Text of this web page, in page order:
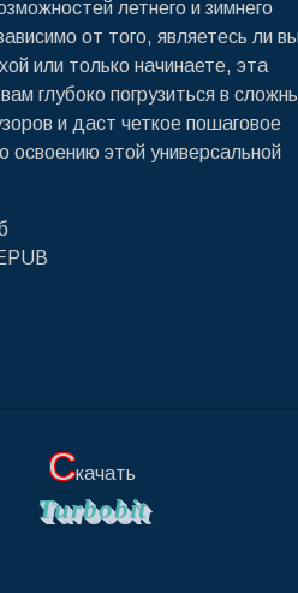
летнего и зимнего
от того, являетесь ли
или только начинаете, эта
глубоко погрузиться в
и даст четкое пошаговое
освоению этой универсальной
Скачать
Turbobit